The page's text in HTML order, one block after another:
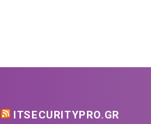
ITSECURITYPRO.GR